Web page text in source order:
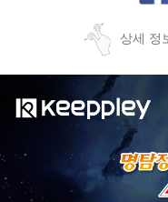
상세 정